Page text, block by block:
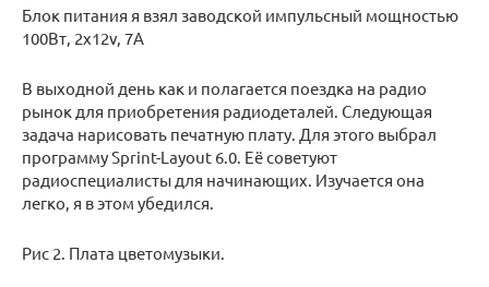
Блок питания я взял заводской импульсный мощностью
100Вт, 2х12v, 7А
В выходной день как и полагается поездка на радио
рынок для приобретения радиодеталей. Следующая
задача нарисовать печатную плату. Для этого выбрал
программу Sprint-Layout 6.0. Её советуют
радиоспециалисты для начинающих. Изучается она
легко, я в этом убедился.
Рис 2. Плата цветомузыки.